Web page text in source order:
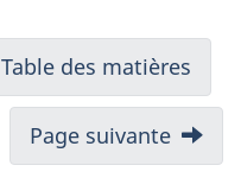
Table des matières
Page suivante